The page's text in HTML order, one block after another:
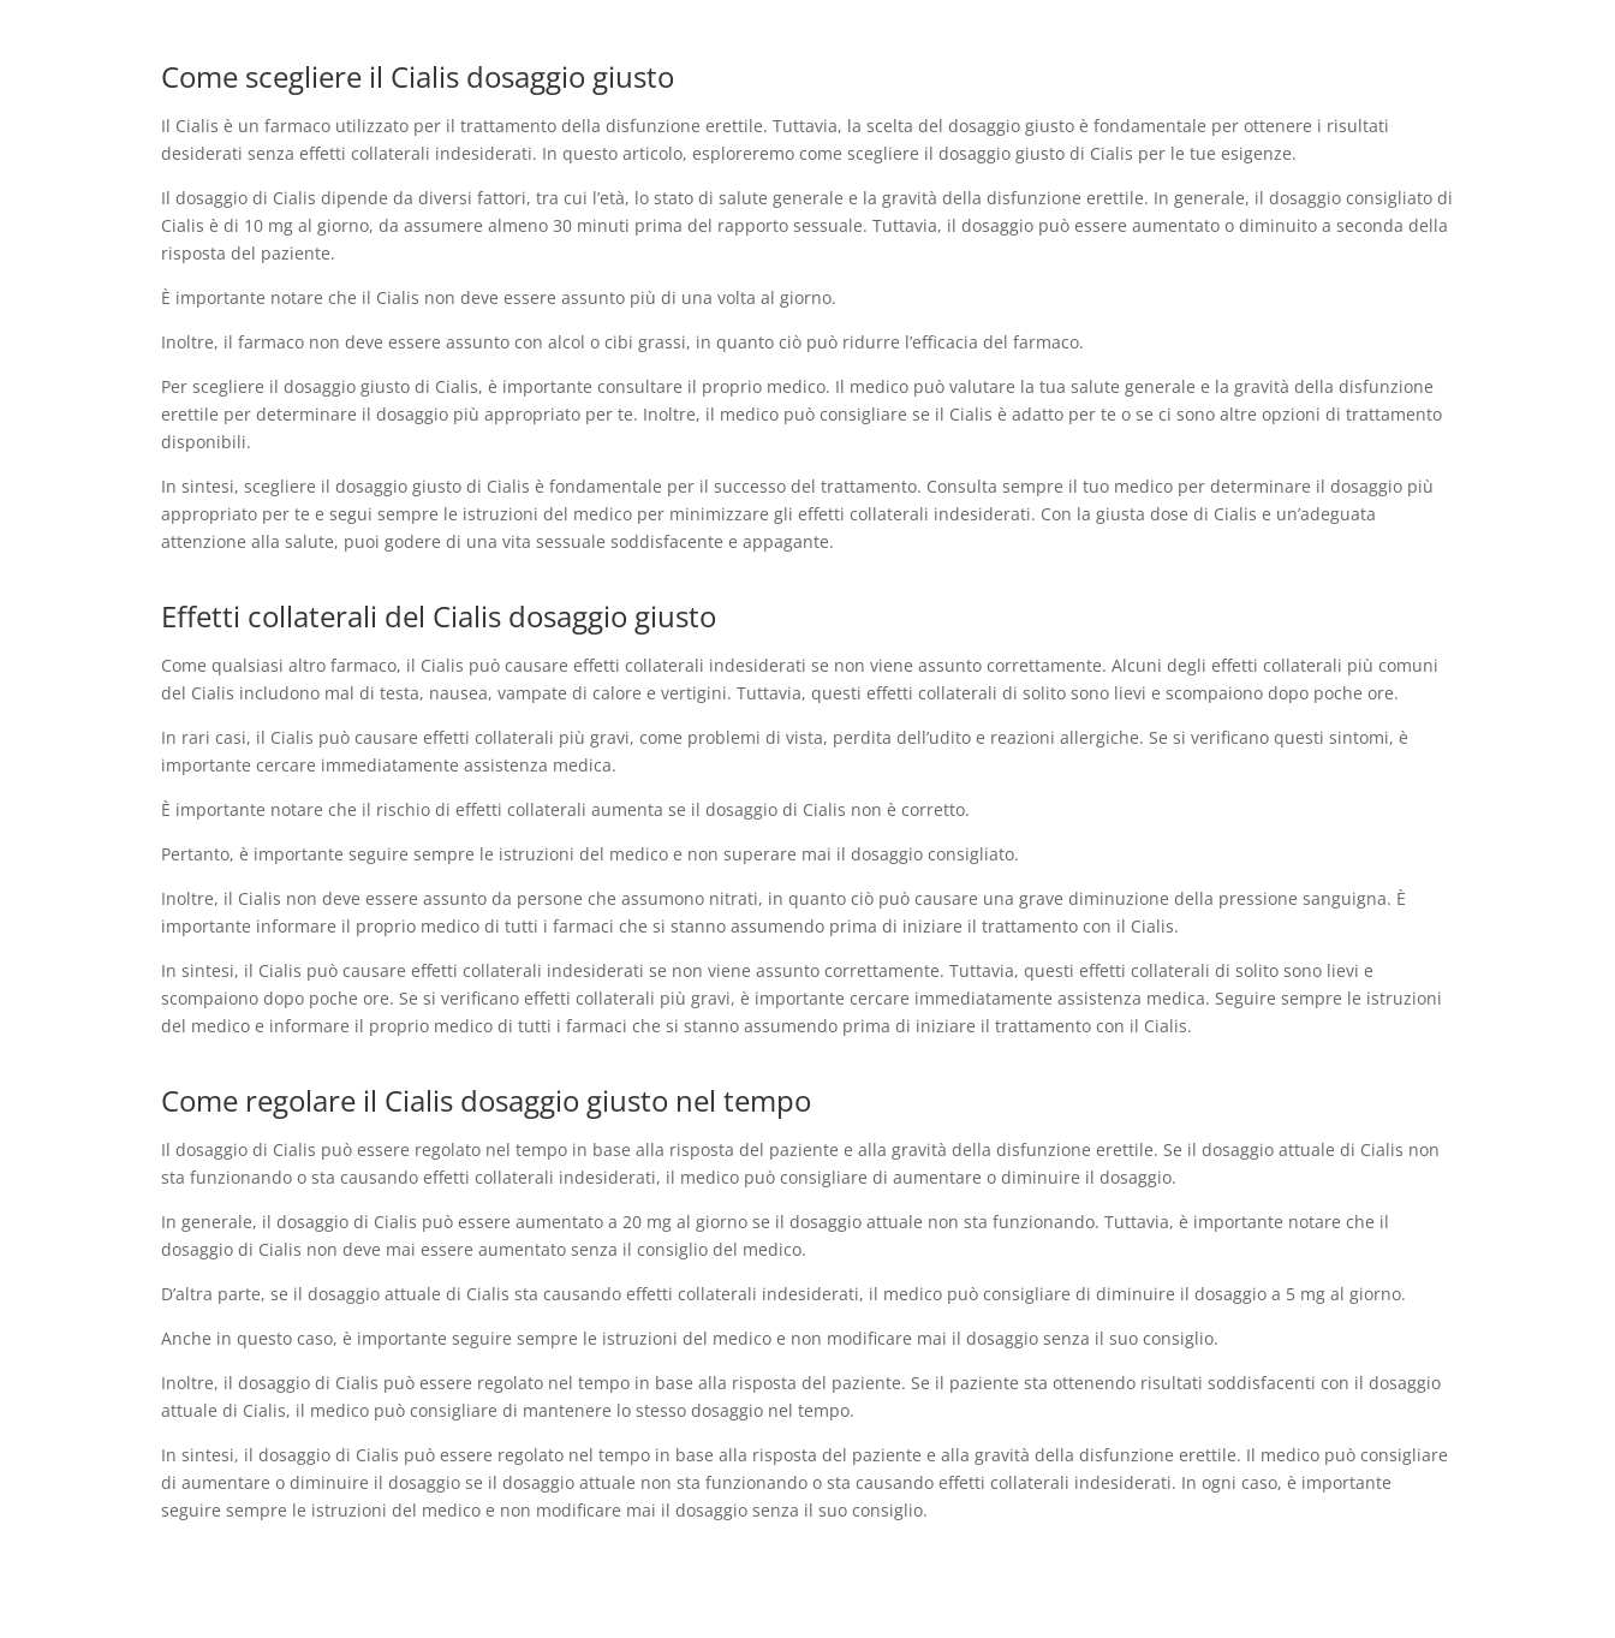
Come scegliere il Cialis dosaggio giusto
Il Cialis è un farmaco utilizzato per il trattamento della disfunzione erettile. Tuttavia, la scelta del dosaggio giusto è fondamentale per ottenere i risultati
desiderati senza effetti collaterali indesiderati. In questo articolo, esploreremo come scegliere il dosaggio giusto di Cialis per le tue esigenze.
Il dosaggio di Cialis dipende da diversi fattori, tra cui l’età, lo stato di salute generale e la gravità della disfunzione erettile. In generale, il dosaggio consigliato di
Cialis è di 10 mg al giorno, da assumere almeno 30 minuti prima del rapporto sessuale. Tuttavia, il dosaggio può essere aumentato o diminuito a seconda della
risposta del paziente.
È importante notare che il Cialis non deve essere assunto più di una volta al giorno.
Inoltre, il farmaco non deve essere assunto con alcol o cibi grassi, in quanto ciò può ridurre l’efficacia del farmaco.
Per scegliere il dosaggio giusto di Cialis, è importante consultare il proprio medico. Il medico può valutare la tua salute generale e la gravità della disfunzione
erettile per determinare il dosaggio più appropriato per te. Inoltre, il medico può consigliare se il Cialis è adatto per te o se ci sono altre opzioni di trattamento
disponibili.
In sintesi, scegliere il dosaggio giusto di Cialis è fondamentale per il successo del trattamento. Consulta sempre il tuo medico per determinare il dosaggio più
appropriato per te e segui sempre le istruzioni del medico per minimizzare gli effetti collaterali indesiderati. Con la giusta dose di Cialis e un’adeguata
attenzione alla salute, puoi godere di una vita sessuale soddisfacente e appagante.
Effetti collaterali del Cialis dosaggio giusto
Come qualsiasi altro farmaco, il Cialis può causare effetti collaterali indesiderati se non viene assunto correttamente. Alcuni degli effetti collaterali più comuni
del Cialis includono mal di testa, nausea, vampate di calore e vertigini. Tuttavia, questi effetti collaterali di solito sono lievi e scompaiono dopo poche ore.
In rari casi, il Cialis può causare effetti collaterali più gravi, come problemi di vista, perdita dell’udito e reazioni allergiche. Se si verificano questi sintomi, è
importante cercare immediatamente assistenza medica.
È importante notare che il rischio di effetti collaterali aumenta se il dosaggio di Cialis non è corretto.
Pertanto, è importante seguire sempre le istruzioni del medico e non superare mai il dosaggio consigliato.
Inoltre, il Cialis non deve essere assunto da persone che assumono nitrati, in quanto ciò può causare una grave diminuzione della pressione sanguigna. È
importante informare il proprio medico di tutti i farmaci che si stanno assumendo prima di iniziare il trattamento con il Cialis.
In sintesi, il Cialis può causare effetti collaterali indesiderati se non viene assunto correttamente. Tuttavia, questi effetti collaterali di solito sono lievi e
scompaiono dopo poche ore. Se si verificano effetti collaterali più gravi, è importante cercare immediatamente assistenza medica. Seguire sempre le istruzioni
del medico e informare il proprio medico di tutti i farmaci che si stanno assumendo prima di iniziare il trattamento con il Cialis.
Come regolare il Cialis dosaggio giusto nel tempo
Il dosaggio di Cialis può essere regolato nel tempo in base alla risposta del paziente e alla gravità della disfunzione erettile. Se il dosaggio attuale di Cialis non
sta funzionando o sta causando effetti collaterali indesiderati, il medico può consigliare di aumentare o diminuire il dosaggio.
In generale, il dosaggio di Cialis può essere aumentato a 20 mg al giorno se il dosaggio attuale non sta funzionando. Tuttavia, è importante notare che il
dosaggio di Cialis non deve mai essere aumentato senza il consiglio del medico.
D’altra parte, se il dosaggio attuale di Cialis sta causando effetti collaterali indesiderati, il medico può consigliare di diminuire il dosaggio a 5 mg al giorno.
Anche in questo caso, è importante seguire sempre le istruzioni del medico e non modificare mai il dosaggio senza il suo consiglio.
Inoltre, il dosaggio di Cialis può essere regolato nel tempo in base alla risposta del paziente. Se il paziente sta ottenendo risultati soddisfacenti con il dosaggio
attuale di Cialis, il medico può consigliare di mantenere lo stesso dosaggio nel tempo.
In sintesi, il dosaggio di Cialis può essere regolato nel tempo in base alla risposta del paziente e alla gravità della disfunzione erettile. Il medico può consigliare
di aumentare o diminuire il dosaggio se il dosaggio attuale non sta funzionando o sta causando effetti collaterali indesiderati. In ogni caso, è importante
seguire sempre le istruzioni del medico e non modificare mai il dosaggio senza il suo consiglio.